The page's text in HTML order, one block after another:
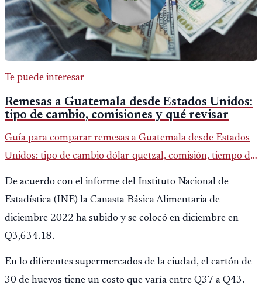
Te puede interesar
Remesas a Guatemala desde Estados Unidos:
tipo de cambio, comisiones y qué revisar
Guía para comparar remesas a Guatemala desde Estados
Unidos: tipo de cambio dólar-quetzal, comisión, tiempo de
entrega y errores que reducen el dinero recibido.
De acuerdo con el informe del Instituto Nacional de
Estadística (INE) la Canasta Básica Alimentaria de
diciembre 2022 ha subido y se colocó en diciembre en
Q3,634.18.
En lo diferentes supermercados de la ciudad, el cartón de
30 de huevos tiene un costo que varía entre Q37 a Q43.